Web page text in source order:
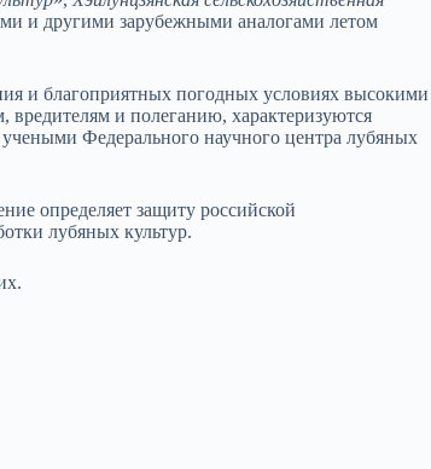
и другими зарубежными аналогами летом
и благоприятных погодных условиях высокими
и полеганию, характеризуются
Федерального научного центра лубяных
определяет защиту российской
лубяных культур.